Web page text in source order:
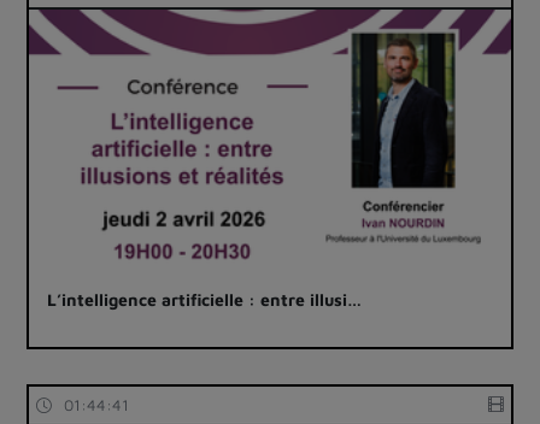
L’intelligence artificielle : entre illusi…
01:44:41